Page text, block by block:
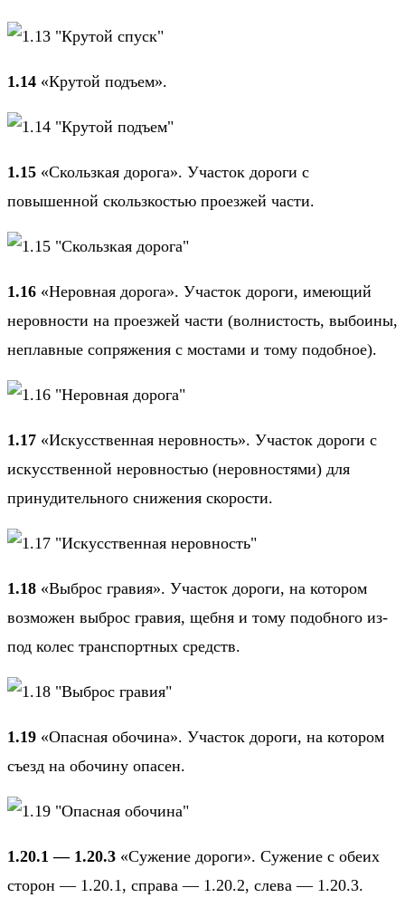
1.14 «Крутой подъем».
1.15 «Скользкая дорога». Участок дороги с
повышенной скользкостью проезжей части.
1.16 «Неровная дорога». Участок дороги, имеющий
неровности на проезжей части (волнистость, выбоины,
неплавные сопряжения с мостами и тому подобное).
1.17 «Искусственная неровность». Участок дороги с
искусственной неровностью (неровностями) для
принудительного снижения скорости.
1.18 «Выброс гравия». Участок дороги, на котором
возможен выброс гравия, щебня и тому подобного из-
под колес транспортных средств.
1.19 «Опасная обочина». Участок дороги, на котором
съезд на обочину опасен.
1.20.1 — 1.20.3 «Сужение дороги». Сужение с обеих
сторон — 1.20.1, справа — 1.20.2, слева — 1.20.3.